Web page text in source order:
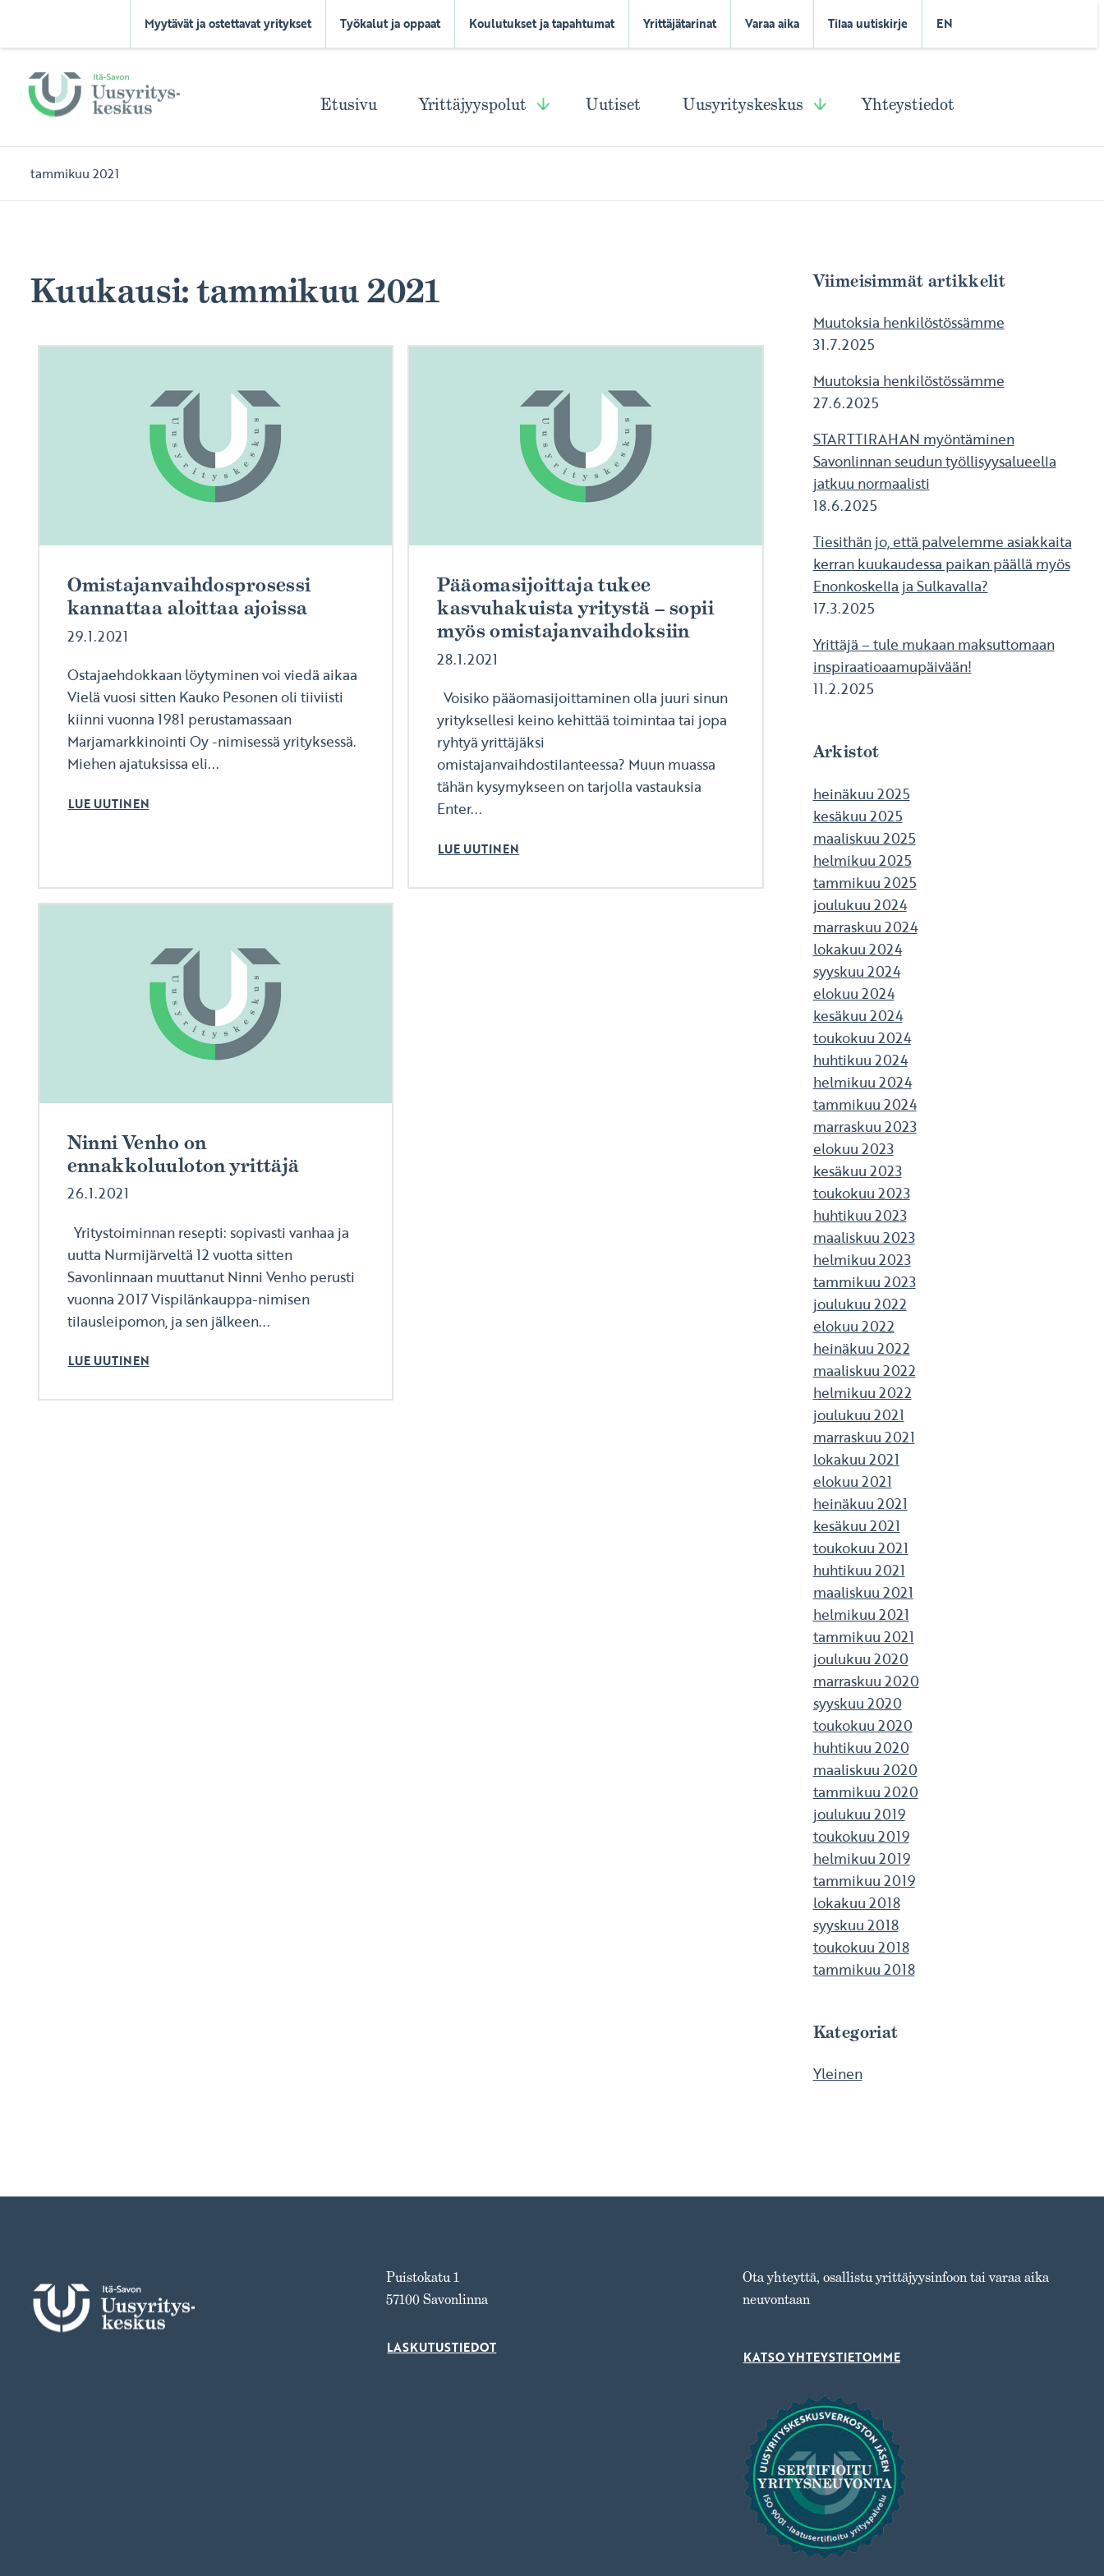
Myytävät ja ostettavat yritykset Työkalut ja oppaat Koulutukset ja tapahtumat Yrittäjätarinat Varaa aika Tilaa uutiskirje EN
Etusivu Yrittäjyyspolut Uutiset Uusyrityskeskus Yhteystiedot
tammikuu 2021
Kuukausi:tammikuu 2021
Omistajanvaihdosprosessi
kannattaa aloittaa ajoissa
29.1.2021
Ostajaehdokkaan löytyminen voi viedä aikaa
Vielä vuosi sitten Kauko Pesonen oli tiiviisti
kiinni vuonna 1981 perustamassaan
Marjamarkkinointi Oy -nimisessä yrityksessä.
Miehen ajatuksissa eli...
LUE UUTINEN
Pääomasijoittaja tukee
kasvuhakuista yritystä – sopii
myös omistajanvaihdoksiin
28.1.2021
Voisiko pääomasijoittaminen olla juuri sinun
yrityksellesi keino kehittää toimintaa tai jopa
ryhtyä yrittäjäksi
omistajanvaihdostilanteessa? Muun muassa
tähän kysymykseen on tarjolla vastauksia
Enter...
LUE UUTINEN
Ninni Venho on
ennakkoluuloton yrittäjä
26.1.2021
Yritystoiminnan resepti: sopivasti vanhaa ja
uutta Nurmijärveltä 12 vuotta sitten
Savonlinnaan muuttanut Ninni Venho perusti
vuonna 2017 Vispilänkauppa-nimisen
tilausleipomon, ja sen jälkeen...
LUE UUTINEN
Viimeisimmät artikkelit
Muutoksia henkilöstössämme
31.7.2025
Muutoksia henkilöstössämme
27.6.2025
STARTTIRAHAN myöntäminen
Savonlinnan seudun työllisyysalueella
jatkuu normaalisti
18.6.2025
Tiesithän jo, että palvelemme asiakkaita
kerran kuukaudessa paikan päällä myös
Enonkoskella ja Sulkavalla?
17.3.2025
Yrittäjä – tule mukaan maksuttomaan
inspiraatioaamupäivään!
11.2.2025
Arkistot
heinäkuu 2025
kesäkuu 2025
maaliskuu 2025
helmikuu 2025
tammikuu 2025
joulukuu 2024
marraskuu 2024
lokakuu 2024
syyskuu 2024
elokuu 2024
kesäkuu 2024
toukokuu 2024
huhtikuu 2024
helmikuu 2024
tammikuu 2024
marraskuu 2023
elokuu 2023
kesäkuu 2023
toukokuu 2023
huhtikuu 2023
maaliskuu 2023
helmikuu 2023
tammikuu 2023
joulukuu 2022
elokuu 2022
heinäkuu 2022
maaliskuu 2022
helmikuu 2022
joulukuu 2021
marraskuu 2021
lokakuu 2021
elokuu 2021
heinäkuu 2021
kesäkuu 2021
toukokuu 2021
huhtikuu 2021
maaliskuu 2021
helmikuu 2021
tammikuu 2021
joulukuu 2020
marraskuu 2020
syyskuu 2020
toukokuu 2020
huhtikuu 2020
maaliskuu 2020
tammikuu 2020
joulukuu 2019
toukokuu 2019
helmikuu 2019
tammikuu 2019
lokakuu 2018
syyskuu 2018
toukokuu 2018
tammikuu 2018
Kategoriat
Yleinen
Puistokatu 1
57100 Savonlinna
LASKUTUSTIEDOT
Ota yhteyttä, osallistu yrittäjyysinfoon tai varaa aika
neuvontaan
KATSO YHTEYSTIETOMME